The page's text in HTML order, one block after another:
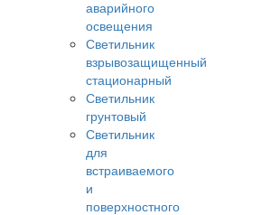
аварийного
освещения
Светильник
взрывозащищенный
стационарный
Светильник
грунтовый
Светильник
для
встраиваемого
и
поверхностного